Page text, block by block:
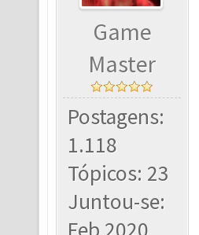
Game
Master
Postagens:
1.118
Tópicos: 23
Juntou-se: